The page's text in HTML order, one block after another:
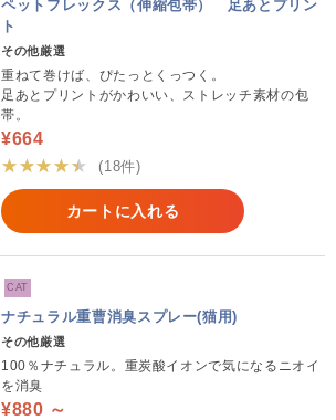
ペットフレックス（伸縮包帯） 足あとプリン
ト
その他厳選
重ねて巻けば、ぴたっとくっつく。
足あとプリントがかわいい、ストレッチ素材の包
帯。
¥664
★★★★★
(18件)
カートに入れる
CAT
ナチュラル重曹消臭スプレー(猫用)
その他厳選
100％ナチュラル。重炭酸イオンで気になるニオイ
を消臭
¥880 ～